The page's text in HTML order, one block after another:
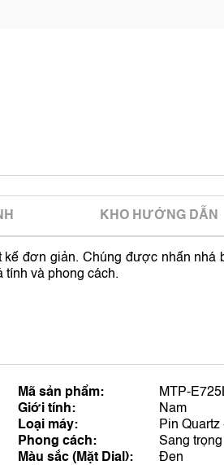
KHO HƯỚNG DẪN
đơn giản. Chúng được nhấn nhá
tính và phong cách.
Mã sản phẩm:
MTP-
Giới tính:
Nam
Loại máy:
Pin
Phong cách:
Sang trọng
Màu sắc (Mặt Dial):
Đen